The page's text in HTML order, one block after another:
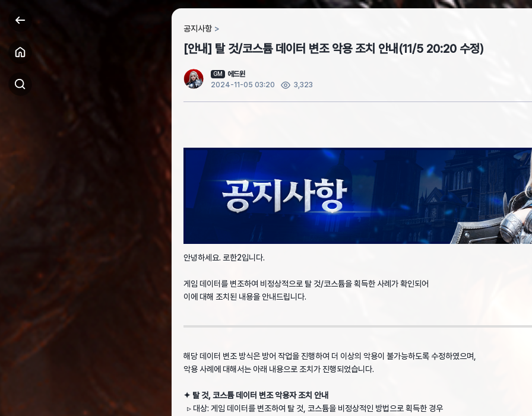
공지사항
[안내] 탈 것/코스튬 데이터 변조 악용 조치 안내(11/5 20:20 수정)
GM
에드윈
2024-11-05 03:20
3,323
안녕하세요. 로한2입니다.
게임 데이터를 변조하여 비정상적으로 탈 것/코스튬을 획득한 사례가 확인되어
이에 대해 조치된 내용을 안내드립니다.
해당 데이터 변조 방식은 방어 작업을 진행하여 더 이상의 악용이 불가능하도록 수정하였으며,
악용 사례에 대해서는 아래 내용으로 조치가 진행되었습니다.
✦ 탈 것, 코스튬 데이터 변조 악용자 조치 안내
▹ 대상: 게임 데이터를 변조하여 탈 것, 코스튬을 비정상적인 방법으로 획득한 경우